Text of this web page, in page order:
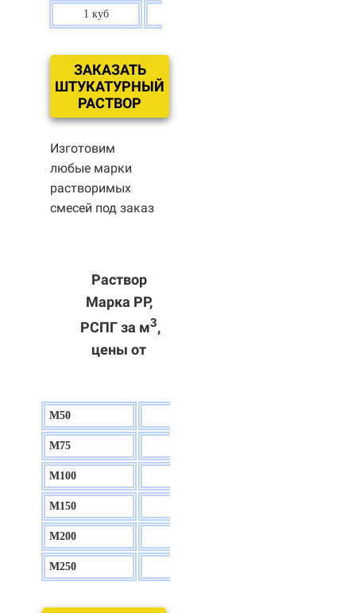
1 куб
ЗАКАЗАТЬ
ШТУКАТУРНЫЙ
РАСТВОР
Изготовим
любые марки
растворимых
смесей под заказ
Раствор
Марка РР,
РСПГ за м3,
цены от
М50
М75
М100
М150
М200
М250